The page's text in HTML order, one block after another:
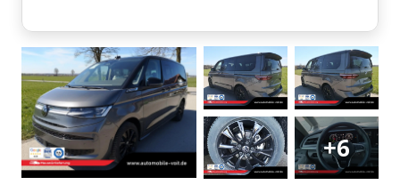
+6